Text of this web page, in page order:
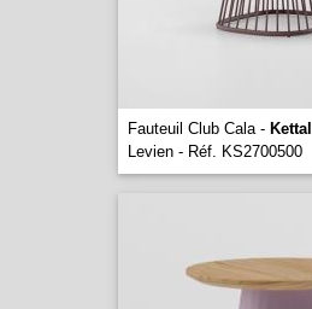
Fauteuil Club Cala - Kettal
Levien - Réf. KS2700500